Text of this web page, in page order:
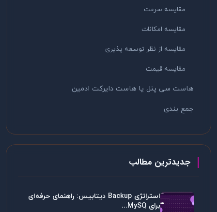
مقایسه سرعت
مقایسه امکانات
مقایسه از نظر توسعه پذیری
مقایسه قیمت
هاست سی پنل یا هاست دایرکت ادمین
جمع بندی
جدیدترین مطالب
استراتژی Backup دیتابیس: راهنمای حرفه‌ای
برای MySQ...